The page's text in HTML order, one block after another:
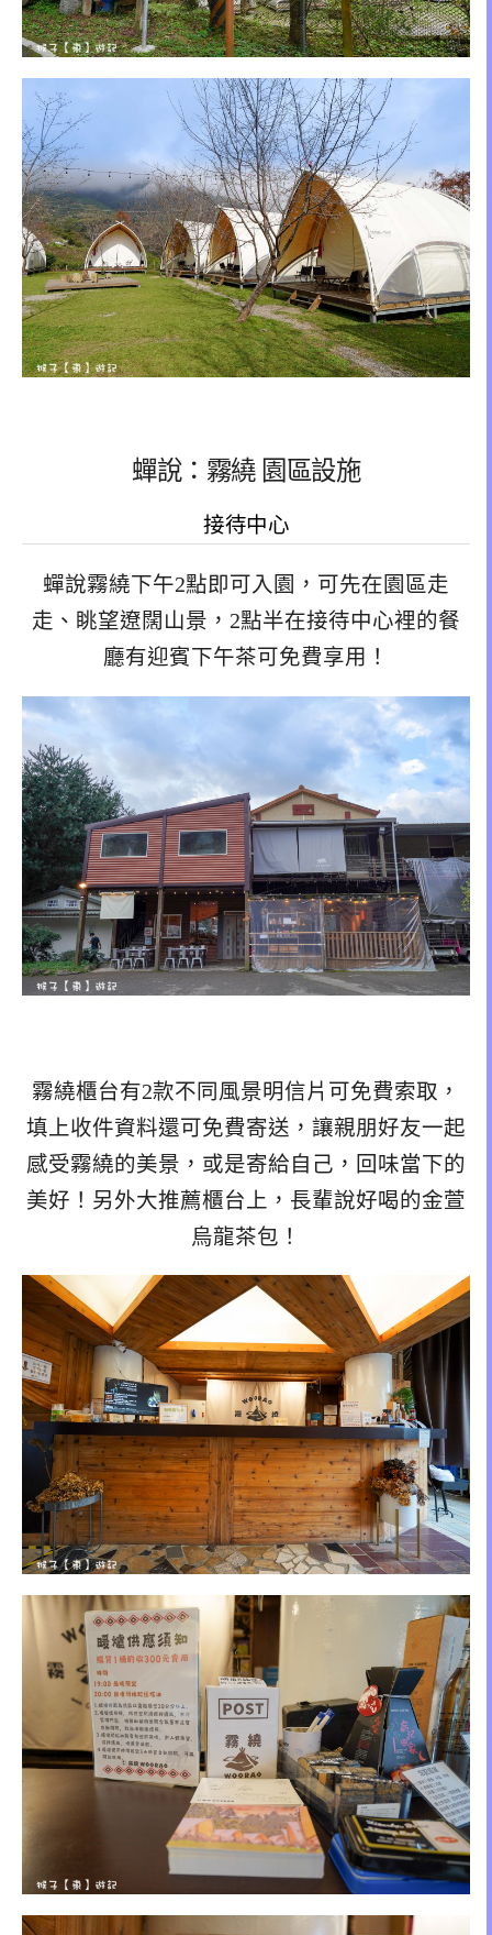
蟬說：霧繞 園區設施
接待中心
蟬說霧繞下午2點即可入園，可先在園區走
走、眺望遼闊山景，2點半在接待中心裡的餐
廳有迎賓下午茶可免費享用！
霧繞櫃台有2款不同風景明信片可免費索取，
填上收件資料還可免費寄送，讓親朋好友一起
感受霧繞的美景，或是寄給自己，回味當下的
美好！另外大推薦櫃台上，長輩說好喝的金萱
烏龍茶包！